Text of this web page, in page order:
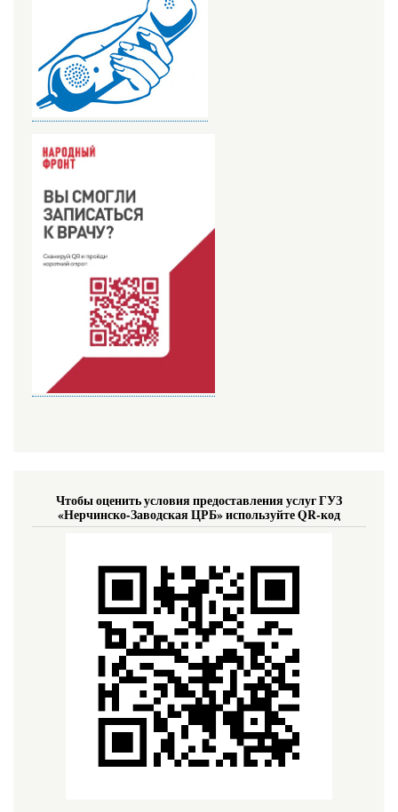
Чтобы оценить условия предоставления услуг ГУЗ
«Нерчинско-Заводская ЦРБ» используйте QR-код